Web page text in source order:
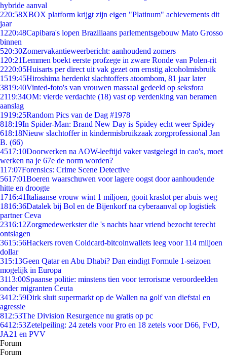
hybride aanval
220:58XBOX platform krijgt zijn eigen "Platinum" achievements dit
jaar
1220:48Capibara's lopen Braziliaans parlementsgebouw Mato Grosso
binnen
520:30Zomervakantieweerbericht: aanhoudend zomers
1 20:21Lemmen boekt eerste profzege in zware Ronde van Polen-rit
2220:05Huisarts per direct uit vak gezet om ernstig alcoholmisbruik
1519:45Hiroshima herdenkt slachtoffers atoombom, 81 jaar later
3819:40Vinted-foto's van vrouwen massaal gedeeld op seksfora
2119:34OM: vierde verdachte (18) vast op verdenking van beramen
aanslag
1919:25Random Pics van de Dag #1978
818:19In Spider-Man: Brand New Day is Spidey echt weer Spidey
618:18Nieuw slachtoffer in kindermisbruikzaak zorgprofessional Jan
B. (66)
4517:10Doorwerken na AOW-leeftijd vaker vastgelegd in cao's, moet
werken na je 67e de norm worden?
117:07Forensics: Crime Scene Detective
5617:01Boeren waarschuwen voor lagere oogst door aanhoudende
hitte en droogte
1716:41Italiaanse vrouw wint 1 miljoen, gooit kraslot per abuis weg
1816:36Datalek bij Bol en de Bijenkorf na cyberaanval op logistiek
partner Ceva
2316:12Zorgmedewerkster die 's nachts haar vriend bezocht terecht
ontslagen
3615:56Hackers roven Coldcard-bitcoinwallets leeg voor 114 miljoen
dollar
315:13Geen Qatar en Abu Dhabi? Dan eindigt Formule 1-seizoen
mogelijk in Europa
3113:00Spaanse politie: minstens tien voor terrorisme veroordeelden
onder migranten Ceuta
3412:59Dirk sluit supermarkt op de Wallen na golf van diefstal en
agressie
812:53The Division Resurgence nu gratis op pc
6412:53Zetelpeiling: 24 zetels voor Pro en 18 zetels voor D66, FvD,
JA21 en PVV
Forum
Forum